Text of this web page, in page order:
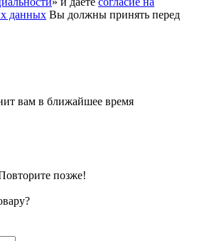
данных Вы должны принять перед
вам в ближайшее время
позже!